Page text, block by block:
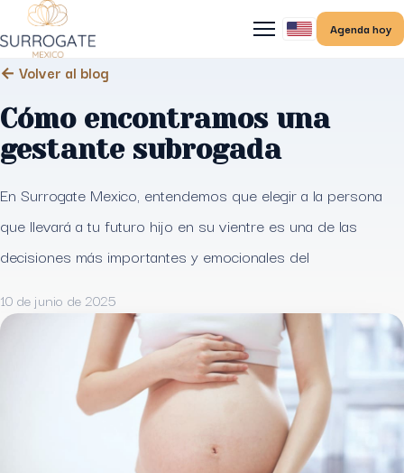
Agenda hoy
← Volver al blog
Cómo encontramos una
gestante subrogada
En Surrogate Mexico, entendemos que elegir a la persona
que llevará a tu futuro hijo en su vientre es una de las
decisiones más importantes y emocionales del
10 de junio de 2025